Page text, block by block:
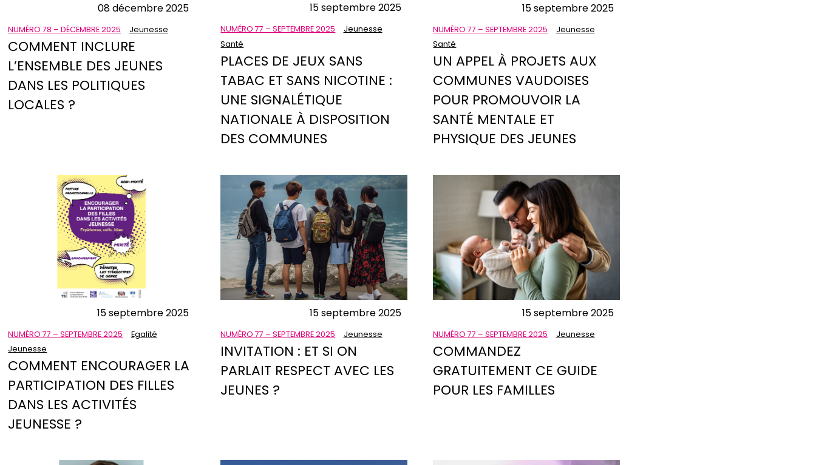
08 décembre 2025
NUMÉRO 78 – DÉCEMBRE 2025 Jeunesse
COMMENT INCLURE
L’ENSEMBLE DES JEUNES
DANS LES POLITIQUES
LOCALES ?
15 septembre 2025
NUMÉRO 77 – SEPTEMBRE 2025
Jeunesse
Santé
PLACES DE JEUX SANS
TABAC ET SANS NICOTINE :
UNE SIGNALÉTIQUE
NATIONALE À DISPOSITION
DES COMMUNES
15 septembre 2025
NUMÉRO 77 – SEPTEMBRE 2025
Jeunesse
Santé
UN APPEL À PROJETS AUX
COMMUNES VAUDOISES
POUR PROMOUVOIR LA
SANTÉ MENTALE ET
PHYSIQUE DES JEUNES
15 septembre 2025
NUMÉRO 77 – SEPTEMBRE 2025
Egalité
Jeunesse
COMMENT ENCOURAGER LA
PARTICIPATION DES FILLES
DANS LES ACTIVITÉS
JEUNESSE ?
15 septembre 2025
NUMÉRO 77 – SEPTEMBRE 2025 Jeunesse
INVITATION : ET SI ON
PARLAIT RESPECT AVEC LES
JEUNES ?
15 septembre 2025
NUMÉRO 77 – SEPTEMBRE 2025 Jeunesse
COMMANDEZ
GRATUITEMENT CE GUIDE
POUR LES FAMILLES